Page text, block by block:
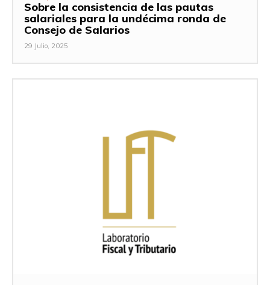
Sobre la consistencia de las pautas
salariales para la undécima ronda de
Consejo de Salarios
29 Julio, 2025